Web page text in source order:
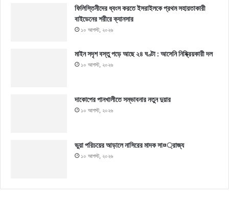
ফিলিস্তিনীদের ধ্বংস করতে ইসরাইলকে প্রথম সহায়তাকারী
বাইডেনের শরীরে ক্যানসার
১০ আগস্ট, ২০২৬
মাইন সদৃশ বস্তু পড়ে আছে ২৪ ঘণ্টা : আসেনি নিষ্ক্রিয়কারী দল
১০ আগস্ট, ২০২৬
দাকোপের পানখালীতে সম্ভাবনার নতুন দুয়ার
১০ আগস্ট, ২০২৬
ভুয়া পরিচয়ের আড়ালে নাসিরের মাদক সা¤্রাজ্য
১০ আগস্ট, ২০২৬